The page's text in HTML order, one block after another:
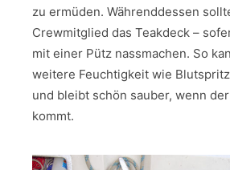
zu ermüden. Währenddessen
Crewmitglied das Teakdeck –
mit einer Pütz nassmachen. So
weitere Feuchtigkeit wie
und bleibt schön sauber, wenn
kommt.